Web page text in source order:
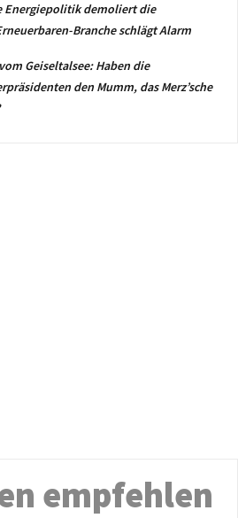
Energiepolitik demoliert die
Branche schlägt Alarm
Geiseltalsee: Haben die
den Mumm, das Merz’sche
empfehlen